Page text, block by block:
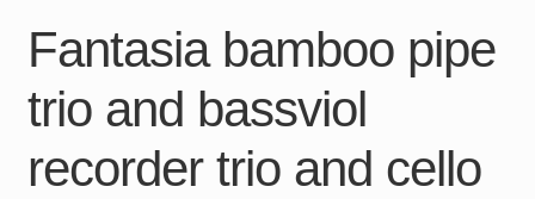
Fantasia bamboo pipe
trio and bassviol
recorder trio and cello